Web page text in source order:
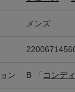
メンズ
ン B 「 コンデ